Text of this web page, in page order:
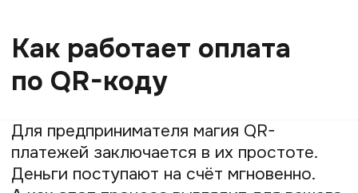
Как и у любого инструмента, у QR-
платежей есть свои сильные и слабые
стороны. Давайте рассмотрим их с точки
зрения бизнеса.